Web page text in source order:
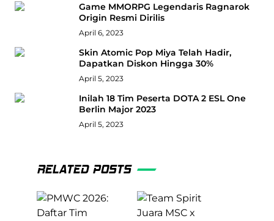
Game MMORPG Legendaris Ragnarok
Origin Resmi Dirilis
April 6, 2023
Skin Atomic Pop Miya Telah Hadir,
Dapatkan Diskon Hingga 30%
April 5, 2023
Inilah 18 Tim Peserta DOTA 2 ESL One
Berlin Major 2023
April 5, 2023
RELATED POSTS